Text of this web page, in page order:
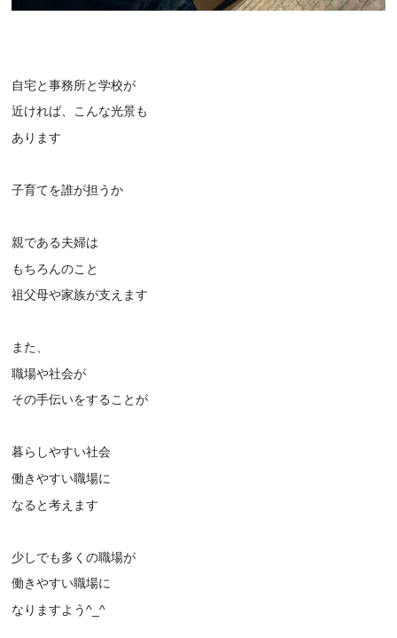
自宅と事務所と学校が
近ければ、こんな光景も
あります
子育てを誰が担うか
親である夫婦は
もちろんのこと
祖父母や家族が支えます
また、
職場や社会が
その手伝いをすることが
暮らしやすい社会
働きやすい職場に
なると考えます
少しでも多くの職場が
働きやすい職場に
なりますよう^_^